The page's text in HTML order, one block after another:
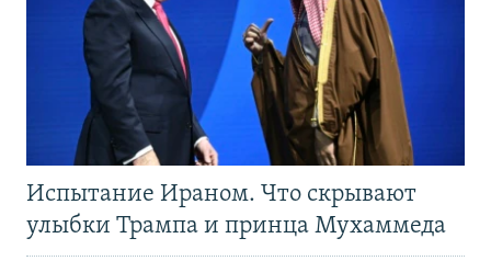
Испытание Ираном. Что скрывают
улыбки Трампа и принца Мухаммеда